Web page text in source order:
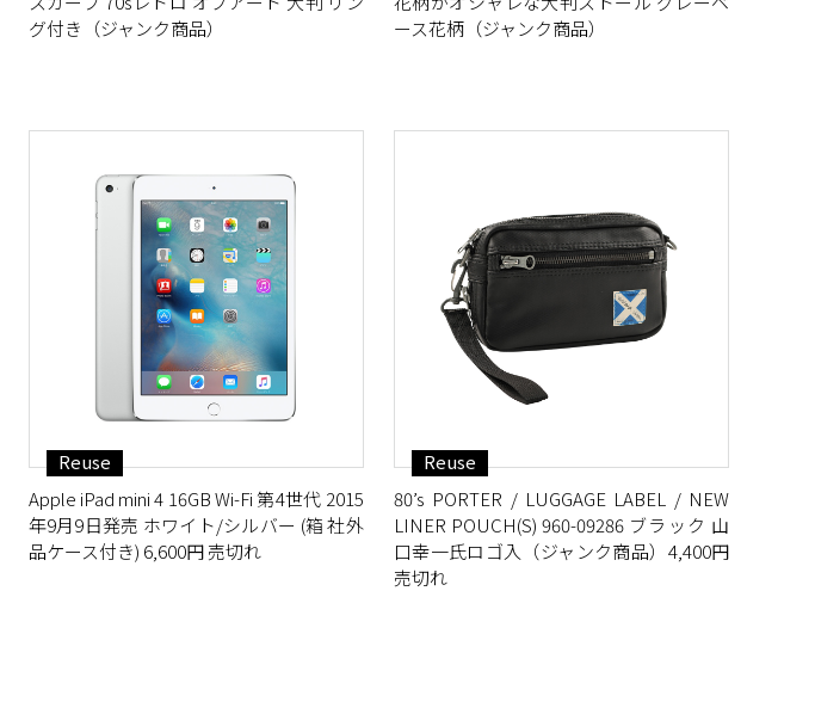
グ付き（ジャンク商品）
ース花柄（ジャンク商品）
Reuse
Apple iPad mini 4 16GB Wi-Fi 第4世代 2015
年9月9日発売 ホワイト/シルバー (箱 社外
品ケース付き) 6,600円 売切れ
Reuse
80’s PORTER / LUGGAGE LABEL / NEW
LINER POUCH(S) 960-09286 ブラック 山
口幸一氏ロゴ入（ジャンク商品）4,400円
売切れ